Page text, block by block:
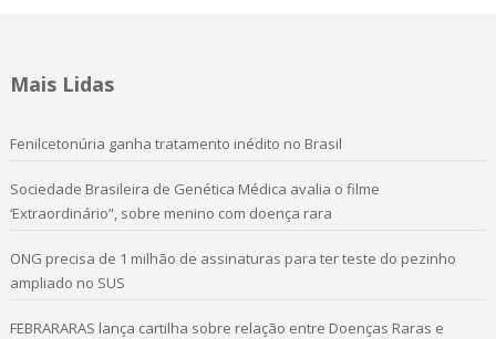
Mais Lidas
Fenilcetonúria ganha tratamento inédito no Brasil
Sociedade Brasileira de Genética Médica avalia o filme
‘Extraordinário”, sobre menino com doença rara
ONG precisa de 1 milhão de assinaturas para ter teste do pezinho
ampliado no SUS
FEBRARARAS lança cartilha sobre relação entre Doenças Raras e